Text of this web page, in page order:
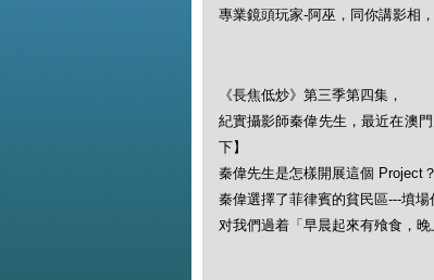
專業鏡頭玩家-阿巫，同你講影相，
《長焦低炒》第三季第四集，
紀實攝影師秦偉先生，最近在澳
下】
秦偉先生是怎樣開展這個 Project
秦偉選擇了菲律賓的貧民區---墳
对我們過着「早晨起來有飱食，